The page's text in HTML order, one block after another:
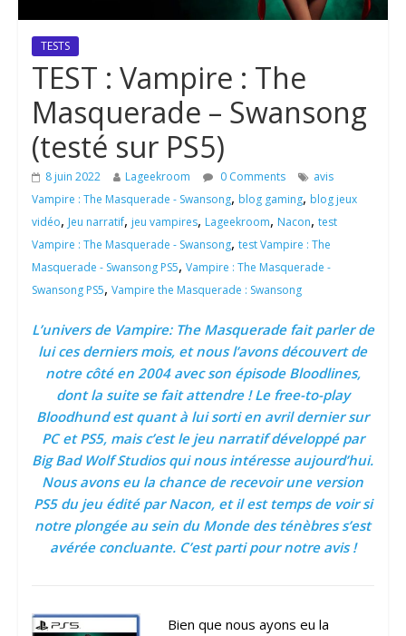
TESTS
TEST : Vampire : The
Masquerade – Swansong
(testé sur PS5)
8 juin 2022 Lageekroom 0 Comments
avis
Vampire : The Masquerade - Swansong, blog gaming, blog jeux
vidéo, Jeu narratif, jeu vampires, Lageekroom, Nacon, test
Vampire : The Masquerade - Swansong, test Vampire : The
Masquerade - Swansong PS5, Vampire : The Masquerade -
Swansong PS5, Vampire the Masquerade : Swansong
L’univers de Vampire: The Masquerade fait parler de
lui ces derniers mois, et nous l’avons découvert de
notre côté en 2004 avec son épisode Bloodlines,
dont la suite se fait attendre ! Le free-to-play
Bloodhund est quant à lui sorti en avril dernier sur
PC et PS5, mais c’est le jeu narratif développé par
Big Bad Wolf Studios qui nous intéresse aujourd’hui.
Nous avons eu la chance de recevoir une version
PS5 du jeu édité par Nacon, et il est temps de voir si
notre plongée au sein du Monde des ténèbres s’est
avérée concluante. C’est parti pour notre avis !
Bien que nous ayons eu la